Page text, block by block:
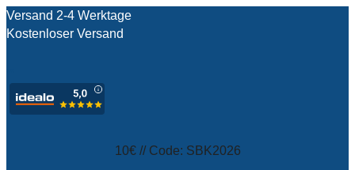
Versand 2-4 Werktage
Kostenloser Versand
10€ // Code: SBK2026